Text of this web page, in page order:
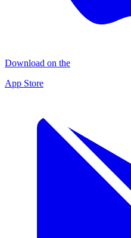
Download on the
App Store